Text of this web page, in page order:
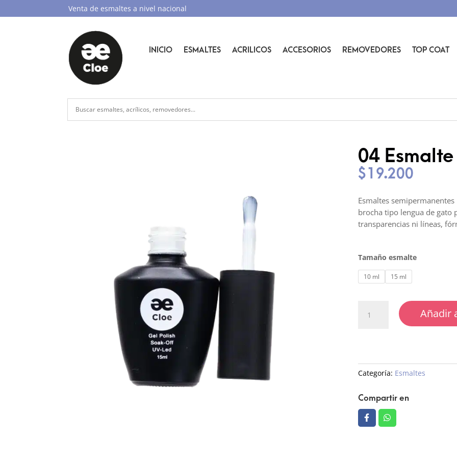
Venta de esmaltes a nivel nacional
INICIO ESMALTES ACRILICOS ACCESORIOS REMOVEDORES TOP COAT
04
$19.200
Esmaltes
brocha tipo lengua de gato
transparencias ni líneas,
Tamaño esmalte
10 ml 15 ml
Esmalte
Semipermanente
Añadir
Categoría: Esmaltes
Compartir en